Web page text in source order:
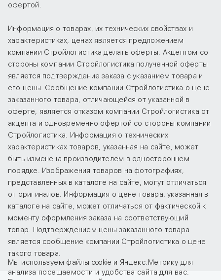
офертой.
Информация о товарах, их технических свойствах и
характеристиках, ценах является предложением
компании Стройлогистика делать оферты. Акцептом со
стороны компании Стройлогистика полученной оферты
является подтверждение заказа с указанием товара и
его цены. Сообщение компании Стройлогистика о цене
заказанного товара, отличающейся от указанной в
оферте, является отказом компании Стройлогистика от
акцепта и одновременно офертой со стороны компании
Стройлогистика. Информация о технических
характеристиках товаров, указанная на сайте, может
быть изменена производителем в одностороннем
порядке. Изображения товаров на фотографиях,
представленных в каталоге на сайте, могут отличаться
от оригиналов. Информация о цене товара, указанная в
каталоге на сайте, может отличаться от фактической к
моменту оформления заказа на соответствующий
товар. Подтверждением цены заказанного товара
является сообщение компании Стройлогистика о цене
такого товара.
Мы используем файлы cookie и Яндекс.Метрику для
анализа посещаемости и удобства сайта для вас.